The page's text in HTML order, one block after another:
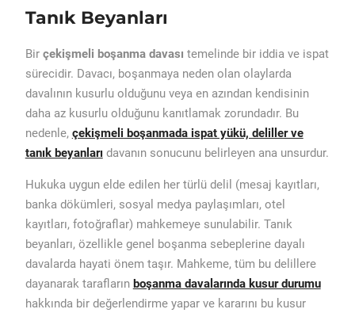
Tanık Beyanları
Bir çekişmeli boşanma davası temelinde bir iddia ve ispat
sürecidir. Davacı, boşanmaya neden olan olaylarda
davalının kusurlu olduğunu veya en azından kendisinin
daha az kusurlu olduğunu kanıtlamak zorundadır. Bu
nedenle, çekişmeli boşanmada ispat yükü, deliller ve
tanık beyanları davanın sonucunu belirleyen ana unsurdur.
Hukuka uygun elde edilen her türlü delil (mesaj kayıtları,
banka dökümleri, sosyal medya paylaşımları, otel
kayıtları, fotoğraflar) mahkemeye sunulabilir. Tanık
beyanları, özellikle genel boşanma sebeplerine dayalı
davalarda hayati önem taşır. Mahkeme, tüm bu delillere
dayanarak tarafların boşanma davalarında kusur durumu
hakkında bir değerlendirme yapar ve kararını bu kusur